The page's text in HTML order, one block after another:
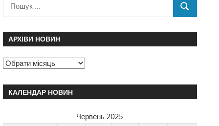
АРХІВИ НОВИН
КАЛЕНДАР НОВИН
Червень 2025